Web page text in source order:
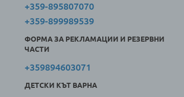
+359-895807070
+359-899989539
ФОРМА ЗА РЕКЛАМАЦИИ И РЕЗЕРВНИ
ЧАСТИ
+359894603071
ДЕТСКИ КЪТ ВАРНА